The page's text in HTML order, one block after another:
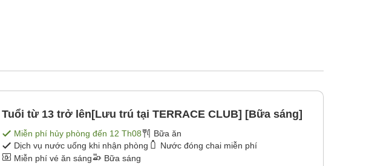
Tuổi từ 13 trở lên[Lưu trú tại TERRACE CLUB] [Bữa sáng]
Miễn phí hủy phòng đến 12 Th08
Bữa ăn
Dịch vụ nước uống khi nhận phòng
Nước đóng chai miễn phí
Miễn phí vé ăn sáng
Bữa sáng